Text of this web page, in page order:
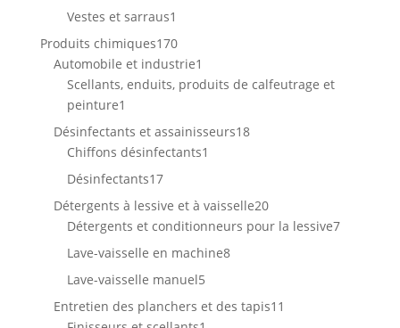
Vestes et sarraus1
produit
Produits chimiques170170
produits
Automobile et industrie1
produit
Scellants, enduits, produits de calfeutrage et
peinture1
produit
Désinfectants et assainisseurs1818
Chiffons désinfectants1
Désinfectants1717
produits
Détergents à lessive et à vaisselle2020
produits
Détergents et conditionneurs pour la lessive77
Lave-vaisselle en machine88
Lave-vaisselle manuel55
produits
Entretien des planchers et des tapis11